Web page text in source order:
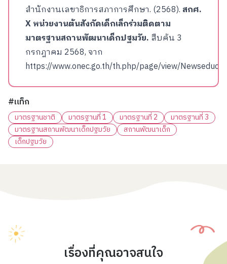
สำนักงานเลขาธิการสภาการศึกษา. (2568).สกศ.
X หน่วยงานต้นสังกัดเด็กเล็กร่วมติดตาม
มาตรฐานสถานพัฒนาเด็กปฐมวัย. สืบค้น 3
กรกฎาคม 2568, จาก
https://www.onec.go.th/th.php/page/view/
#แท็ก
มาตรฐานชาติ มาตรฐานที่ 1 มาตรฐานที่ 2
มาตรฐานที่ 3
มาตรฐานสถานพัฒนาเด็กปฐมวัย
สถานพัฒนาเด็ก
เด็กปฐมวัย
เรื่องที่คุณอาจสนใจ